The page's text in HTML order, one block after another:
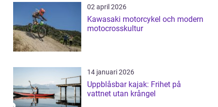
02 april 2026
Kawasaki motorcykel och modern
motocrosskultur
14 januari 2026
Uppblåsbar kajak: Frihet på
vattnet utan krångel